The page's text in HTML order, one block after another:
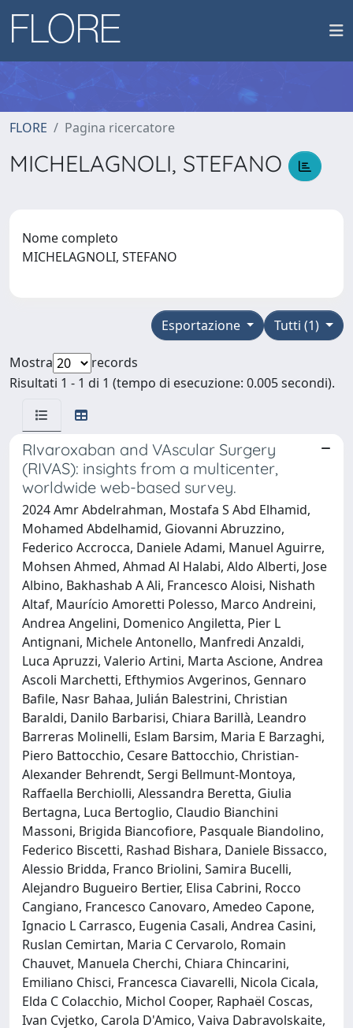
FLORE Pagina ricercatore
MICHELAGNOLI, STEFANO
Nome completo
MICHELAGNOLI, STEFANO
Tutti (1)
Esportazione
Mostra
records
Risultati 1 - 1 di 1 (tempo di esecuzione: 0.005 secondi).
RIvaroxaban and VAscular Surgery
(RIVAS): insights from a multicenter,
worldwide web-based survey.
2024 Amr Abdelrahman, Mostafa S Abd Elhamid,
Mohamed Abdelhamid, Giovanni Abruzzino,
Federico Accrocca, Daniele Adami, Manuel Aguirre,
Mohsen Ahmed, Ahmad Al Halabi, Aldo Alberti, Jose
Albino, Bakhashab A Ali, Francesco Aloisi, Nishath
Altaf, Maurício Amoretti Polesso, Marco Andreini,
Andrea Angelini, Domenico Angiletta, Pier L
Antignani, Michele Antonello, Manfredi Anzaldi,
Luca Apruzzi, Valerio Artini, Marta Ascione, Andrea
Ascoli Marchetti, Efthymios Avgerinos, Gennaro
Bafile, Nasr Bahaa, Julián Balestrini, Christian
Baraldi, Danilo Barbarisi, Chiara Barillà, Leandro
Barreras Molinelli, Eslam Barsim, Maria E Barzaghi,
Piero Battocchio, Cesare Battocchio, Christian-
Alexander Behrendt, Sergi Bellmunt-Montoya,
Raffaella Berchiolli, Alessandra Beretta, Giulia
Bertagna, Luca Bertoglio, Claudio Bianchini
Massoni, Brigida Biancofiore, Pasquale Biandolino,
Federico Biscetti, Rashad Bishara, Daniele Bissacco,
Alessio Bridda, Franco Briolini, Samira Bucelli,
Alejandro Bugueiro Bertier, Elisa Cabrini, Rocco
Cangiano, Francesco Canovaro, Amedeo Capone,
Ignacio L Carrasco, Eugenia Casali, Andrea Casini,
Ruslan Cemirtan, Maria C Cervarolo, Romain
Chauvet, Manuela Cherchi, Chiara Chincarini,
Emiliano Chisci, Francesca Ciavarelli, Nicola Cicala,
Elda C Colacchio, Michol Cooper, Raphaël Coscas,
Ivan Cvjetko, Carola D'Amico, Vaiva Dabravolskaite,